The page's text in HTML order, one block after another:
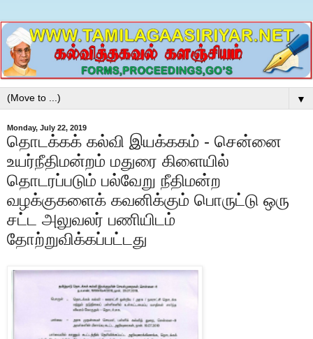
▼
Monday, July 22, 2019
தொடக்கக் கல்வி இயக்ககம் - சென்னை
உயர்நீதிமன்றம் மதுரை கிளையில்
தொடரப்படும் பல்வேறு நீதிமன்ற
வழக்குகளைக் கவனிக்கும் பொருட்டு ஒரு
சட்ட அலுவலர் பணியிடம்
தோற்றுவிக்கப்பட்டது